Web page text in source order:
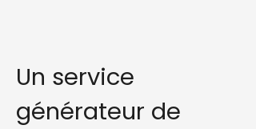
Un service
générateur de